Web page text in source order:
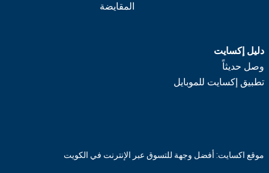
المقايضة
دليل إكسايت
وصل حديثاً
تطبيق إكسايت للموبايل
موقع اكسايت: أفضل وجهة للتسوق عبر الإنترنت في الكويت